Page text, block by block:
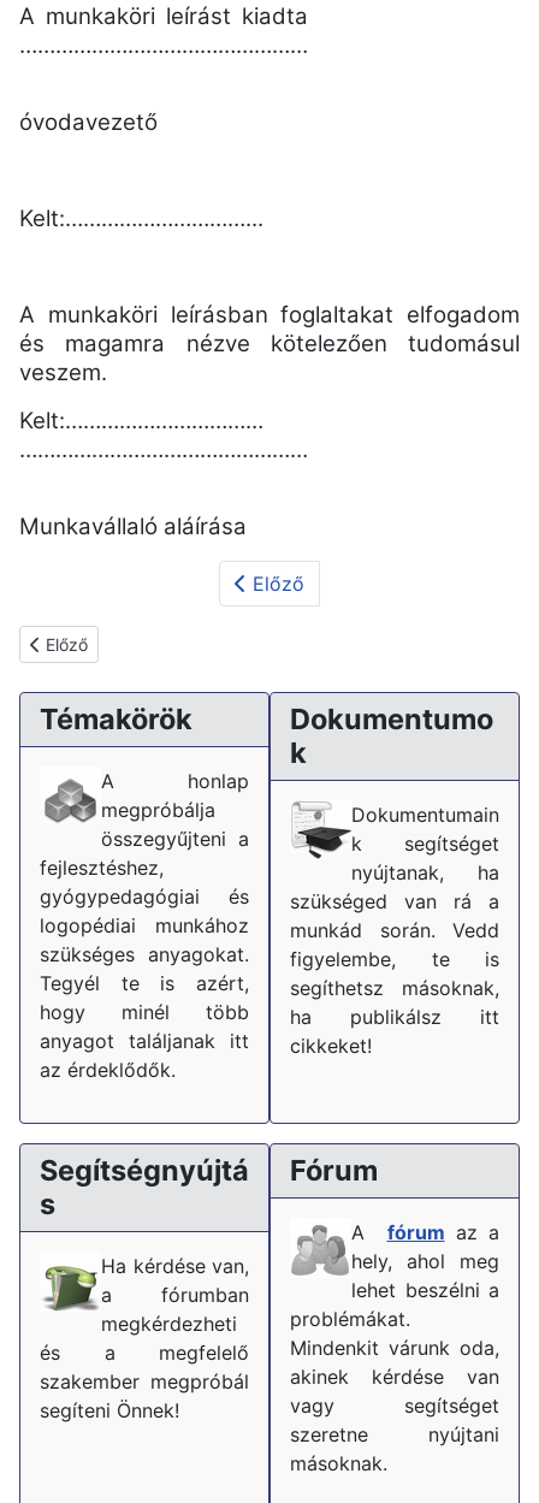
A munkaköri leírást kiadta
…………………………………………
óvodavezető
Kelt:…………………………...
A munkaköri leírásban foglaltakat elfogadom
és magamra nézve kötelezően tudomásul
veszem.
Kelt:……………………………
…………………………………………
Munkavállaló aláírása
Előző
Előző cikk: Gyógypedagógus, fejlesztőpedagógus munkaköri
Előző
Témakörök
A honlap
megpróbálja
összegyűjteni a
fejlesztéshez,
gyógypedagógiai és
logopédiai munkához
szükséges anyagokat.
Tegyél te is azért,
hogy minél több
anyagot találjanak itt
az érdeklődők.
Dokumentumo
k
Dokumentumain
k segítséget
nyújtanak, ha
szükséged van rá a
munkád során. Vedd
figyelembe, te is
segíthetsz másoknak,
ha publikálsz itt
cikkeket!
Segítségnyújtá
s
Ha kérdése van,
a fórumban
megkérdezheti
és a megfelelő
szakember megpróbál
segíteni Önnek!
Fórum
A fórum az a
hely, ahol meg
lehet beszélni a
problémákat.
Mindenkit várunk oda,
akinek kérdése van
vagy segítséget
szeretne nyújtani
másoknak.